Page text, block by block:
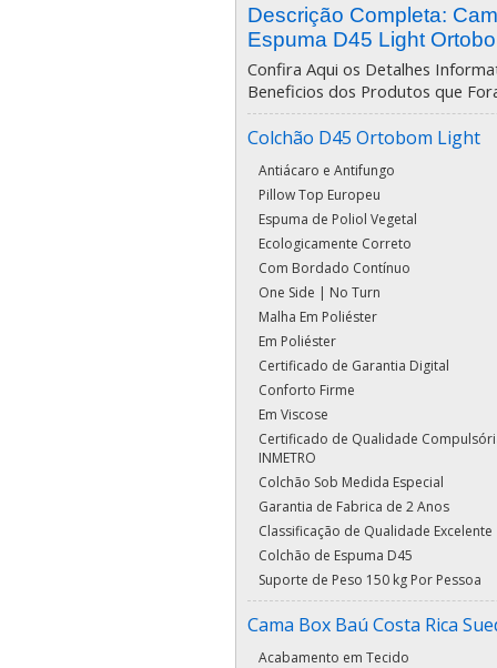
Descrição Completa:
Espuma D45 Light
Confira Aqui os Detalhes
Beneficios dos Produtos que
Colchão D45 Ortobom Light
Antiácaro e Antifungo
Pillow Top Europeu
Espuma de Poliol Vegetal
Ecologicamente Correto
Com Bordado Contínuo
One Side | No Turn
Malha Em Poliéster
Em Poliéster
Certificado de Garantia Digital
Conforto Firme
Em Viscose
Certificado de Qualidade
INMETRO
Colchão Sob Medida Especial
Garantia de Fabrica de 2 Anos
Classificação de Qualidade Excelente
Colchão de Espuma D45
Suporte de Peso 150 kg Por Pessoa
Cama Box Baú Costa Rica
Acabamento em Tecido